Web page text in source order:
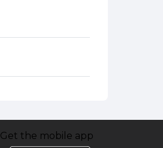
Get the mobile app